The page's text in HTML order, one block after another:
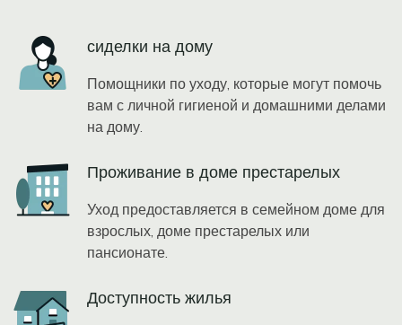
Icon сиделки на дому
Помощники по уходу, которые могут помочь
вам с личной гигиеной и домашними делами
на дому.
Icon Проживание в доме престарелых
Уход предоставляется в семейном доме для
взрослых, доме престарелых или
пансионате.
Icon Доступность жилья